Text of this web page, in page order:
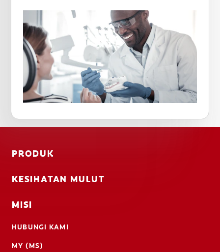
PRODUK
KESIHATAN MULUT
MISI
HUBUNGI KAMI
MY (MS)